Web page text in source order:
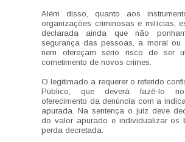
Além disso, quanto aos
organizações criminosas e milícias,
declarada ainda que não
segurança das pessoas, a moral ou
nem ofereçam sério risco de ser
cometimento de novos crimes.
O legitimado a requerer o referido
Público, que deverá fazê-lo
oferecimento da denúncia com a
apurada. Na sentença o juiz deve
do valor apurado e individualizar os
perda decretada.